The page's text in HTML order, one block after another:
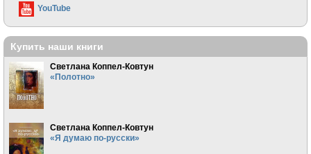
YouTube
Купить наши книги
Светлана Коппел-Ковтун
«Полотно»
Светлана Коппел-Ковтун
«Я думаю по-русски»